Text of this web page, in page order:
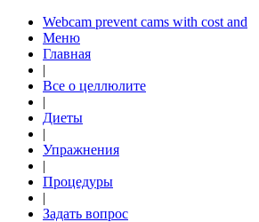
Webcam prevent cams with cost and
Меню
Главная
|
Все о целлюлите
|
Диеты
|
Упражнения
|
Процедуры
|
Задать вопрос